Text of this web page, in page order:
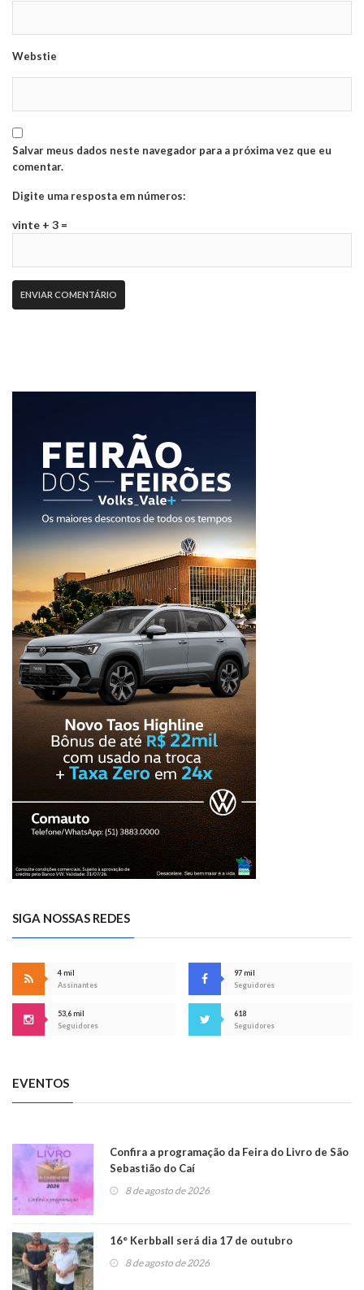
Webstie
Salvar meus dados neste navegador para a próxima vez que eu
comentar.
Digite uma resposta em números:
vinte + 3 =
SIGA NOSSAS REDES
4 mil
Assinantes
97 mil
Seguidores
53,6 mil
Seguidores
618
Seguidores
EVENTOS
Confira a programação da Feira do Livro de São
Sebastião do Caí
8 de agosto de 2026
16° Kerbball será dia 17 de outubro
8 de agosto de 2026